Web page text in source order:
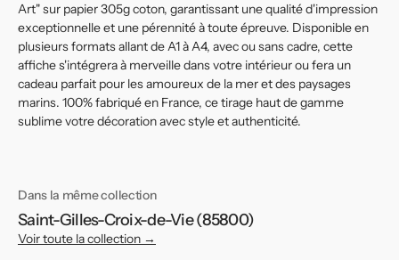
Art" sur papier 305g coton, garantissant une qualité d'impression
exceptionnelle et une pérennité à toute épreuve. Disponible en
plusieurs formats allant de A1 à A4, avec ou sans cadre, cette
affiche s'intégrera à merveille dans votre intérieur ou fera un
cadeau parfait pour les amoureux de la mer et des paysages
marins. 100% fabriqué en France, ce tirage haut de gamme
sublime votre décoration avec style et authenticité.
Dans la même collection
Saint-Gilles-Croix-de-Vie (85800)
Voir toute la collection →